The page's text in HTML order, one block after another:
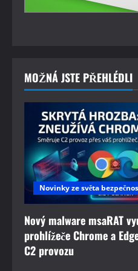
MOŽNÁ JSTE PŘEHLÉDLI
Novinky ze světa
Nový malware msaRAT
prohlížeče Chrome a
C2 provozu